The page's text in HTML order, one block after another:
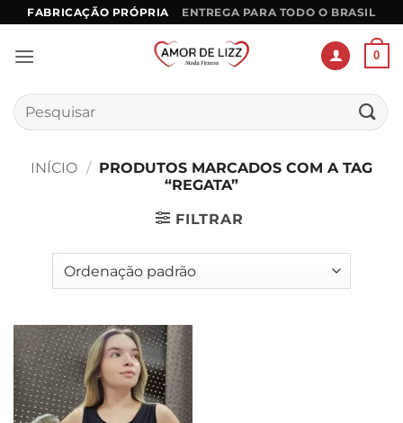
Skip
content
FABRICAÇÃO PRÓPRIA ENTREGA PARA TODO O BRASIL
0
Pesquisar
por:
INÍCIO / PRODUTOS MARCADOS COM A TAG
“REGATA”
FILTRAR